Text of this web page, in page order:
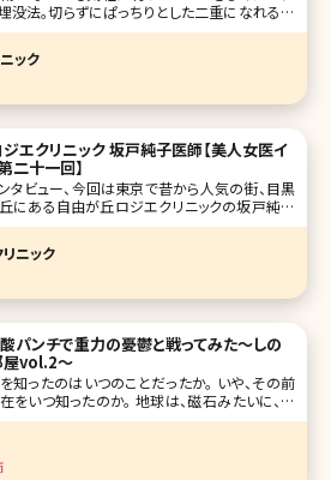
没法。切らずにぱっちりとした二重になれる魔
法と考えられがちですが、実は二重埋没法で思
にならなかったいうケースも少なくありません。
没法の失敗例を挙げながら、失敗しないために
ことについて詳し
ック
エクリニック 坂戸純子医師【美人女医イ
二十一回】
タビュー、今回は東京で昔から人気の街、目黒
にある自由が丘ロジエクリニックの坂戸純子
学は建築学科に入り、そこから医学部を受け直
しい経歴。美容医療に対する並々ならぬ熱い思
ました。 ご自身の結果がでた美容法を全公開!
ランス
ニック
パンチで重力の憂鬱と戦ってみた～しの
屋vol.2～
たのはいつのことだったか。 いや、その前
たのか。 地球は、磁石みたいに、私
に放り出されたくない。ま
いけど、人間のいない世界は嫌だ。 しかし、